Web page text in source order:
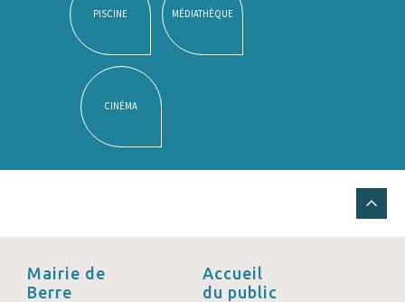
PISCINE MÉDIATHÈQUE
CINÉMA
Mairie de
Berre
Accueil
du public